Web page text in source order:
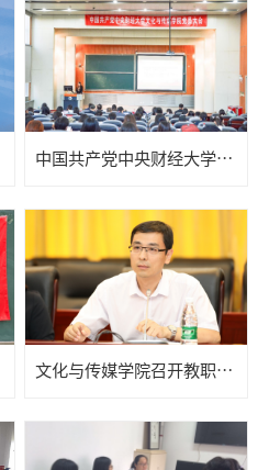
中国共产党中央财经大学文化与传媒学院党员大会隆重召开
文化与传媒学院召开教职工大会宣布新一届领导班子任职决定